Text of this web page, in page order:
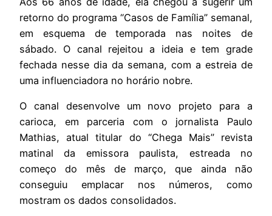
retorno do programa “Casos de Família” semanal,
em esquema de temporada nas noites de
sábado. O canal rejeitou a ideia e tem grade
fechada nesse dia da semana, com a estreia de
uma influenciadora no horário nobre.
O canal desenvolve um novo projeto para a
carioca, em parceria com o jornalista Paulo
Mathias, atual titular do “Chega Mais” revista
matinal da emissora paulista, estreada no
começo do mês de março, que ainda não
conseguiu emplacar nos números, como
mostram os dados consolidados.